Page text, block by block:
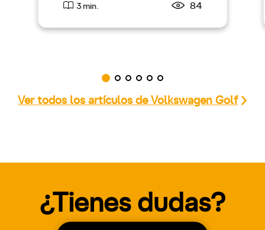
3 min. 84
Ver todos los artículos de Volkswagen Golf
¿Tienes dudas?